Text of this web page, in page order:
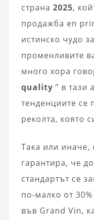
страна 2025,
продажба en
истинско чудо
променливите
много хора
quality ” в тази
тенденциите се
реколта, която
Така или иначе,
гарантира, че
стандартът се
по-малко от
във Grand Vin,